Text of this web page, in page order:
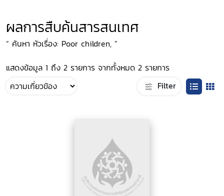
ผลการสืบค้นสารสนเทศ
“ ค้นหา หัวเรื่อง: Poor children, ”
แสดงข้อมูล 1 ถึง 2 รายการ จากทั้งหมด 2 รายการ
Filter